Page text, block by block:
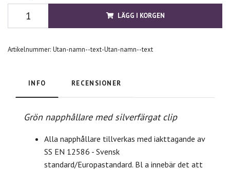
LÄGG I KORGEN
Artikelnummer: Utan-namn--text-Utan-namn--text
INFO RECENSIONER
Grön napphållare med silverfärgat clip
Alla napphållare tillverkas med iakttagande av
SS EN 12586 - Svensk
standard/Europastandard. Bl a innebär det att